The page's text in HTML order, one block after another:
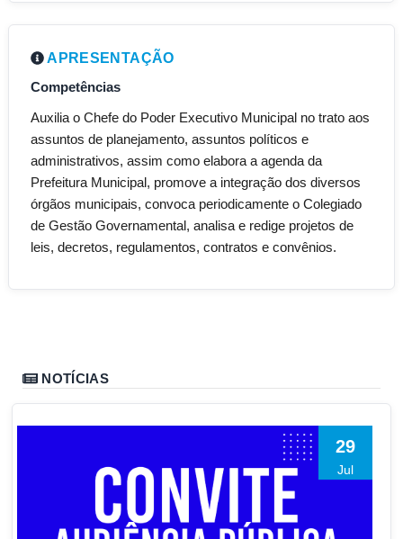
APRESENTAÇÃO
Competências
Auxilia o Chefe do Poder Executivo Municipal no trato aos
assuntos de planejamento, assuntos políticos e
administrativos, assim como elabora a agenda da
Prefeitura Municipal, promove a integração dos diversos
órgãos municipais, convoca periodicamente o Colegiado
de Gestão Governamental, analisa e redige projetos de
leis, decretos, regulamentos, contratos e convênios.
NOTÍCIAS
29
Jul